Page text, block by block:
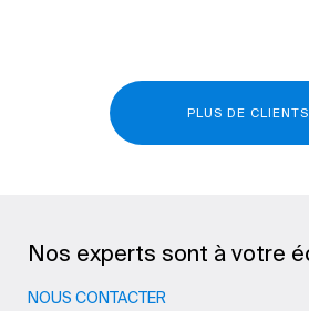
PLUS DE CLIENTS
Nos experts sont à votre
NOUS CONTACTER